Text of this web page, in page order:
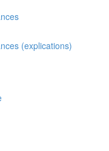
(explications)